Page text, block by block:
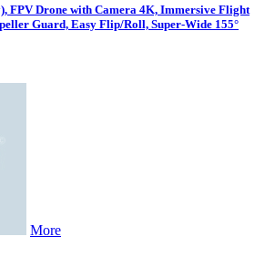
FPV Drone with Camera 4K, Immersive Flight
Guard, Easy Flip/Roll, Super-Wide 155°
More